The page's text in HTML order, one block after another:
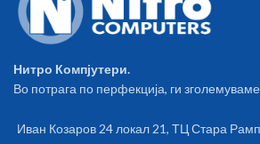
Нитро Компјутери.
Во потрага по перфекција, ги
Иван Козаров 24 локал 21, ТЦ Стара